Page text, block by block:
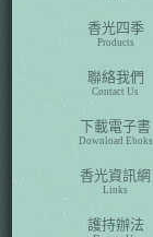
香光四季
Products
聯絡我們
Contact Us
下載電子書
Download Eboks
香光資訊網
Links
護持辦法